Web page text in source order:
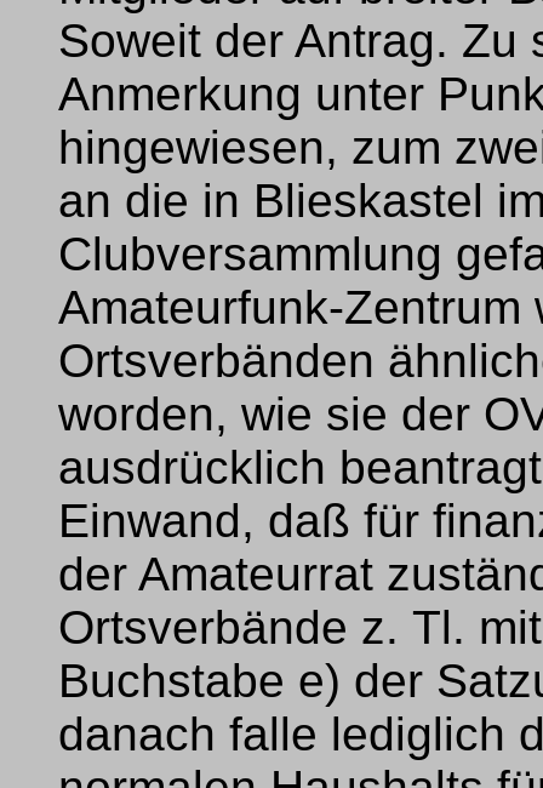
Soweit der Antrag. Zu
Anmerkung unter
hingewiesen, zum
an die in Blieskastel
Clubversammlung
Amateurfunk-
Ortsverbänden
worden, wie sie der
ausdrücklich
Einwand, daß für
der Amateurrat
Ortsverbände z. Tl.
Buchstabe e) der
danach falle lediglich